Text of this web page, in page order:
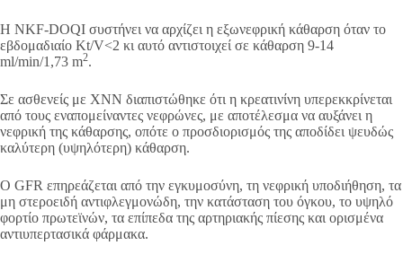
Η NKF-DOQI συστήνει να αρχίζει η εξωνεφρική κάθαρση όταν το
εβδομαδιαίο Kt/V<2 κι αυτό αντιστοιχεί σε κάθαρση 9-14
ml/min/1,73 m2.
Σε ασθενείς με ΧΝΝ διαπιστώθηκε ότι η κρεατινίνη υπερεκκρίνεται
από τους εναπομείναντες νεφρώνες, με αποτέλεσμα να αυξάνει η
νεφρική της κάθαρσης, οπότε ο προσδιορισμός της αποδίδει ψευδώς
καλύτερη (υψηλότερη) κάθαρση.
Ο GFR επηρεάζεται από την εγκυμοσύνη, τη νεφρική υποδιήθηση, τα
μη στεροειδή αντιφλεγμονώδη, την κατάσταση του όγκου, το υψηλό
φορτίο πρωτεϊνών, τα επίπεδα της αρτηριακής πίεσης και ορισμένα
αντιυπερτασικά φάρμακα.